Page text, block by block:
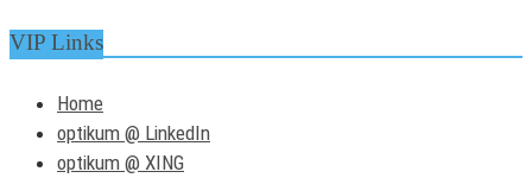
VIP Links
Home
optikum @ LinkedIn
optikum @ XING